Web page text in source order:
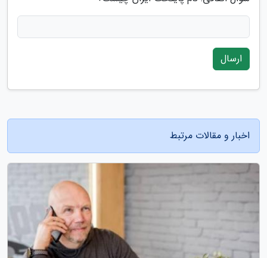
ارسال
اخبار و مقالات مرتبط